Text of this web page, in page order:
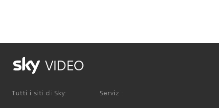
VIDEO
Tutti i siti di Sky: Servizi: